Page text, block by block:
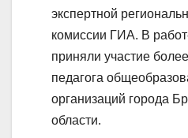
экспертной
комиссии ГИА. В
приняли участие
педагога
организаций города
области.